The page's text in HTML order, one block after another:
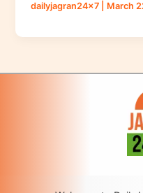
dailyjagran24x7 March